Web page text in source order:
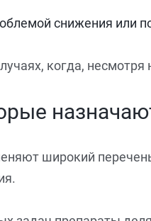
снижения или
когда, несмотря
широкий